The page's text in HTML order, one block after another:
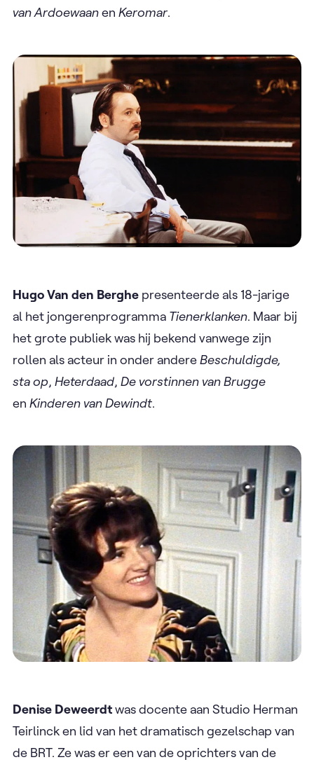
van Ardoewaanen Keromar.
Hugo Van den Berghe presenteerde als 18-jarige
al het jongerenprogramma Tienerklanken. Maar bij
het grote publiek was hij bekend vanwege zijn
rollen als acteur in onder andereBeschuldigde,
sta op, Heterdaad, De vorstinnen van Brugge
en Kinderen van Dewindt.
Denise Deweerdtwas docente aan Studio Herman
Teirlinck en lid van het dramatisch gezelschap van
de BRT. Ze was er een van de oprichters van de